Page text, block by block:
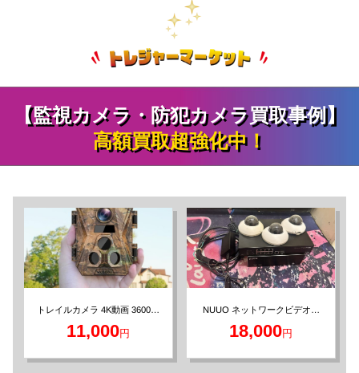
【監視カメラ・防犯カメラ買取事例】
高額買取超強化中！
トレイルカメラ 4K動画 3600万
11,000円
NUUO ネットワークビデオレ
ット 4TB
18,000円